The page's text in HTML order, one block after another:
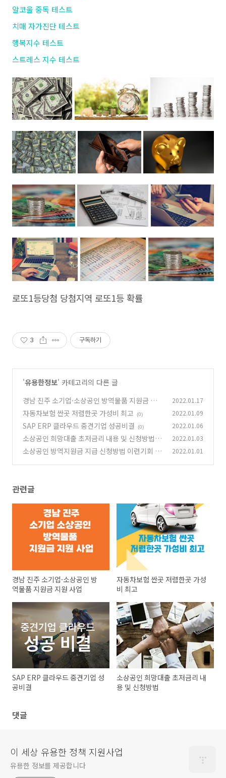
알코울 중독 테스트
치매 자가진단 테스트
행복지수 테스트
스트레스 지수 테스트
로또1등당첨 당첨지역 로또1등 확률
3 구독하기
'유용한정보' 카테고리의 다른 글
경남 진주 소기업·소상공인 방역물품 지원금 지
원 사업 (0)
2022.01.17
자동차보험 싼곳 저렴한곳 가성비 최고 (0) 2022.01.09
SAP ERP 클라우드 중견기업 성공비결 (0) 2022.01.06
소상공인 희망대출 초저금리 내용 및 신청방법
(0)
2022.01.03
소상공인 방역지원금 지급 신청방법 이런기회 없
2022.01.01
관련글
경남 진주 소기업·소상공인 방
역물품 지원금 지원 사업
자동차보험 싼곳 저렴한곳 가성
비 최고
SAP ERP 클라우드 중견기업 성
공비결
소상공인 희망대출 초저금리 내
용 및 신청방법
댓글
이 세상 유용한 정책 지원사업
유용한 정보를 제공합니다